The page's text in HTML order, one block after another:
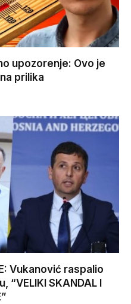
upozorenje: Ovo je
prilika
Vukanović raspalio
SKANDAL I